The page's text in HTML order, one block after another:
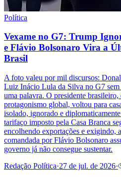
Política
Vexame no G7: Trump
e Flávio Bolsonaro Vira a
Brasil
A foto valeu por mil discursos:
Luiz Inácio Lula da Silva no G7 sem
uma palavra. O presidente
protagonismo global, voltou para
isolado, ignorado e
tarifaço imposto pela Casa Branca
encolhendo exportações e exigindo,
comandada por Flávio Bolsonaro
governo já não consegue sustentar.
Redação Política·27 de jul. de 2026·